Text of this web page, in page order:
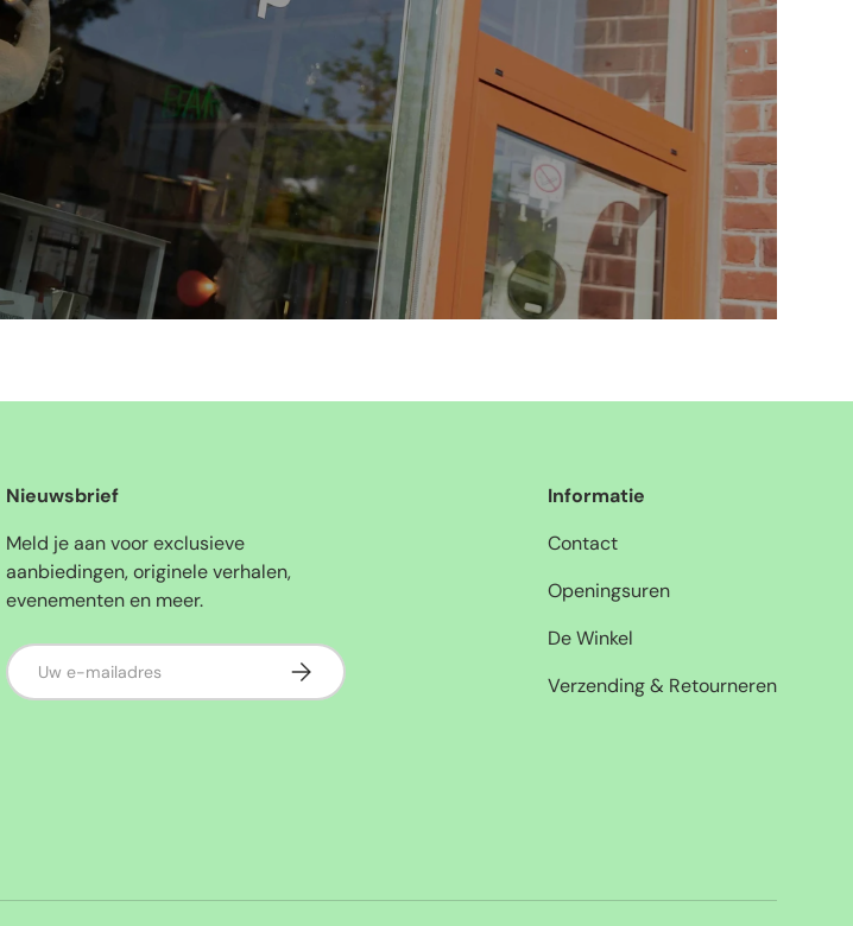
Nieuwsbrief
Meld je aan voor exclusieve
aanbiedingen, originele verhalen,
evenementen en meer.
E-mailadres Abonneer
Informatie
Contact
Openingsuren
De Winkel
Verzending & Retourneren